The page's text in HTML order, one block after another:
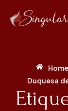
Home
Duquesa